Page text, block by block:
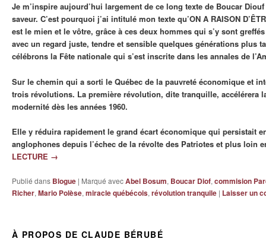
Je m’inspire aujourd’hui largement de ce long texte de Boucar
saveur. C’est pourquoi j’ai intitulé mon texte qu’ON A RAISON
est le mien et le vôtre, grâce à ces deux hommes qui s’y sont
avec un regard juste, tendre et sensible quelques générations plus
célébrons la Fête nationale qui s’est inscrite dans les annales de
Sur le chemin qui a sorti le Québec de la pauvreté économique et
trois révolutions. La première révolution, dite tranquille, accélérera
modernité dès les années 1960.
Elle y réduira rapidement le grand écart économique qui persistait
anglophones depuis l’échec de la révolte des Patriotes et plus loin
LECTURE →
Publié dans Blogue | Marqué avecAbel Bosum, Boucar Diof, commision
Richer, Mario Polèse, miracle québécois, révolution tranquile | Laisser un
À PROPOS DE CLAUDE BÉRUBÉ